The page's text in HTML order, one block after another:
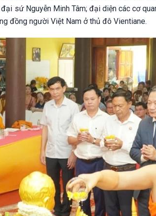
sứ Nguyễn Minh Tâm; đại diện các cơ
đồng người Việt Nam ở thủ đô Vientiane.